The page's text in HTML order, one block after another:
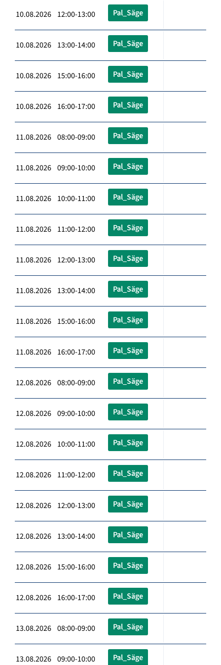
10.08.2026 12:00-13:00 Pal_Säge
10.08.2026 13:00-14:00 Pal_Säge
10.08.2026 15:00-16:00 Pal_Säge
10.08.2026 16:00-17:00 Pal_Säge
11.08.2026 08:00-09:00 Pal_Säge
11.08.2026 09:00-10:00 Pal_Säge
11.08.2026 10:00-11:00 Pal_Säge
11.08.2026 11:00-12:00 Pal_Säge
11.08.2026 12:00-13:00 Pal_Säge
11.08.2026 13:00-14:00 Pal_Säge
11.08.2026 15:00-16:00 Pal_Säge
11.08.2026 16:00-17:00 Pal_Säge
12.08.2026 08:00-09:00 Pal_Säge
12.08.2026 09:00-10:00 Pal_Säge
12.08.2026 10:00-11:00 Pal_Säge
12.08.2026 11:00-12:00 Pal_Säge
12.08.2026 12:00-13:00 Pal_Säge
12.08.2026 13:00-14:00 Pal_Säge
12.08.2026 15:00-16:00 Pal_Säge
12.08.2026 16:00-17:00 Pal_Säge
13.08.2026 08:00-09:00 Pal_Säge
13.08.2026 09:00-10:00 Pal_Säge